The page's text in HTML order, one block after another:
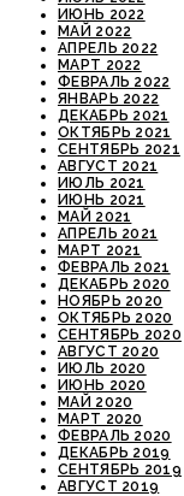
ИЮНЬ 2022
МАЙ 2022
АПРЕЛЬ 2022
МАРТ 2022
ФЕВРАЛЬ 2022
ЯНВАРЬ 2022
ДЕКАБРЬ 2021
ОКТЯБРЬ 2021
СЕНТЯБРЬ 2021
АВГУСТ 2021
ИЮЛЬ 2021
ИЮНЬ 2021
МАЙ 2021
АПРЕЛЬ 2021
МАРТ 2021
ФЕВРАЛЬ 2021
ДЕКАБРЬ 2020
НОЯБРЬ 2020
ОКТЯБРЬ 2020
СЕНТЯБРЬ 2020
АВГУСТ 2020
ИЮЛЬ 2020
ИЮНЬ 2020
МАЙ 2020
МАРТ 2020
ФЕВРАЛЬ 2020
ДЕКАБРЬ 2019
СЕНТЯБРЬ 2019
АВГУСТ 2019